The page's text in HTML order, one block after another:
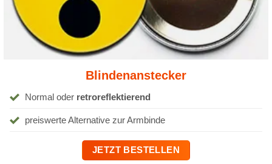
Blindenanstecker
Normal oder retroreflektierend
preiswerte Alternative zur Armbinde
JETZT BESTELLEN